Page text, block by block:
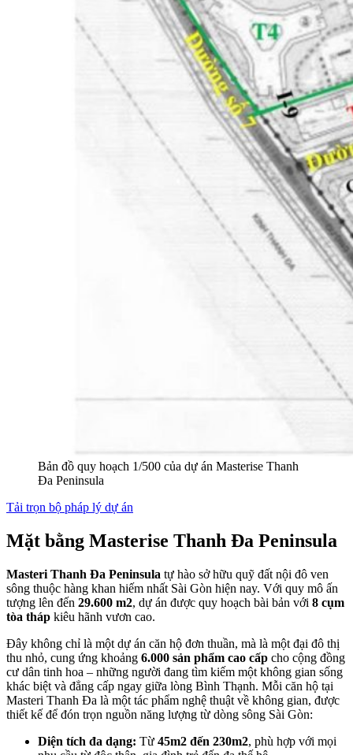
Bản đồ quy hoạch 1/500 của dự án Masterise Thanh
Đa Peninsula
Tải trọn bộ pháp lý dự án
Mặt bằng Masterise Thanh Đa Peninsula
Masteri Thanh Đa Peninsula tự hào sở hữu quỹ đất nội đô ven
sông thuộc hàng khan hiếm nhất Sài Gòn hiện nay. Với quy mô ấn
tượng lên đến 29.600 m2, dự án được quy hoạch bài bản với 8 cụm
tòa tháp kiêu hãnh vươn cao.
Đây không chỉ là một dự án căn hộ đơn thuần, mà là một đại đô thị
thu nhỏ, cung ứng khoảng 6.000 sản phẩm cao cấp cho cộng đồng
cư dân tinh hoa – những người đang tìm kiếm một không gian sống
khác biệt và đẳng cấp ngay giữa lòng Bình Thạnh. Mỗi căn hộ tại
Masteri Thanh Đa là một tác phẩm nghệ thuật về không gian, được
thiết kế để đón trọn nguồn năng lượng từ dòng sông Sài Gòn:
Diện tích đa dạng: Từ 45m2 đến 230m2, phù hợp với mọi